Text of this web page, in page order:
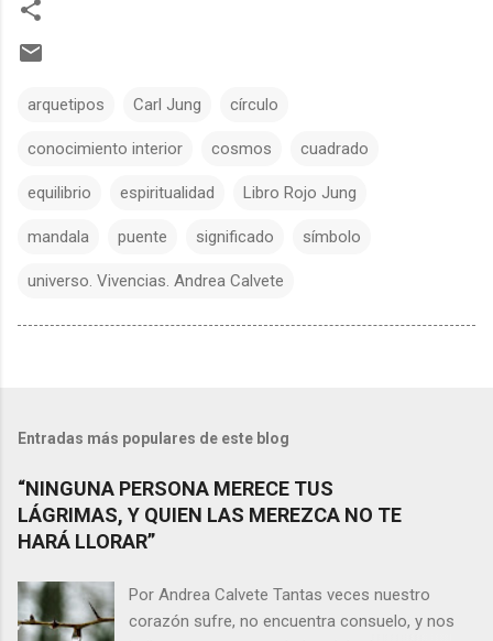
arquetipos Carl Jung círculo
conocimiento interior cosmos cuadrado
equilibrio espiritualidad Libro Rojo Jung
mandala puente significado símbolo
universo. Vivencias. Andrea Calvete
Entradas más populares de este blog
“NINGUNA PERSONA MERECE TUS
LÁGRIMAS, Y QUIEN LAS MEREZCA NO TE
HARÁ LLORAR”
Por Andrea Calvete Tantas veces nuestro
corazón sufre, no encuentra consuelo, y nos